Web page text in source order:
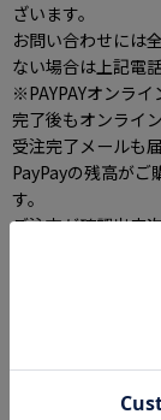
ざいます。
お問い合わせには
ない場合は上記電
※PAYPAYオンラ
完了後もオンライ
受注完了メールも
PayPayの残高がご
す。
ご注文が確認出来